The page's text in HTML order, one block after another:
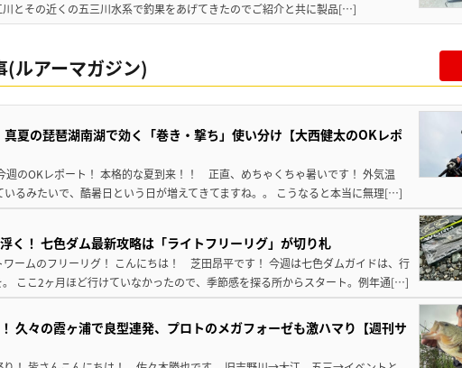
とその近くの五三川水系で釣果をあげてきたのでご紹介と共に製品[…]
(ルアーマガジン)
夏の琵琶湖南湖で効く「巻き・撃ち」使い分け【大西健太のOKレポ
週のOKレポート！ 本格的な夏到来！！ 正直、めちゃくちゃ暑いです！ 外気温
るみたいで、酷暑日という日が増えてきてますね。。 こうなると本当に無理[…]
く！ 七色ダム最新攻略は「ライトフリーリグ」が切り札
ームのフリーリグ！ こんにちは！ 芝田昂平です！ 今週は七色ダムガイドは、行
。 ここ2ヶ月ほど行けていなかったので、季節感を探る所からスタート。例年通[…]
久々の霞ヶ浦で良型連発、プロトのメガフォーゼも激ハマり【週刊サ